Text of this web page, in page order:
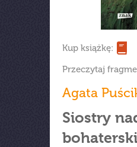
Kup książkę:
Przeczytaj
Agata
Siostry